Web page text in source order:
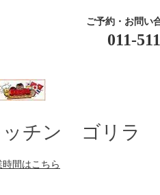
ご予約・お問い
011-
ッチン ゴリラ
時間はこちら